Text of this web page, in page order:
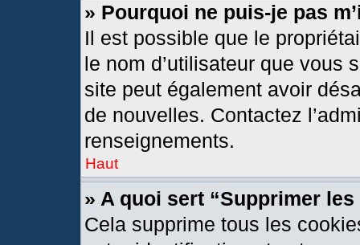
» Pourquoi ne puis-je pas
Il est possible que le
le nom d’utilisateur que vous
site peut également avoir
de nouvelles. Contactez
renseignements.
Haut
» A quoi sert “Supprimer
Cela supprime tous les